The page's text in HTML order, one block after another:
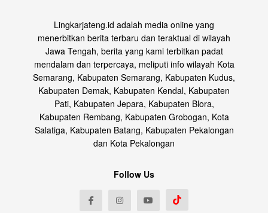
Lingkarjateng.id adalah media online yang
menerbitkan berita terbaru dan teraktual di wilayah
Jawa Tengah, berita yang kami terbitkan padat
mendalam dan terpercaya, meliputi info wilayah Kota
Semarang, Kabupaten Semarang, Kabupaten Kudus,
Kabupaten Demak, Kabupaten Kendal, Kabupaten
Pati, Kabupaten Jepara, Kabupaten Blora,
Kabupaten Rembang, Kabupaten Grobogan, Kota
Salatiga, Kabupaten Batang, Kabupaten Pekalongan
dan Kota Pekalongan
Follow Us